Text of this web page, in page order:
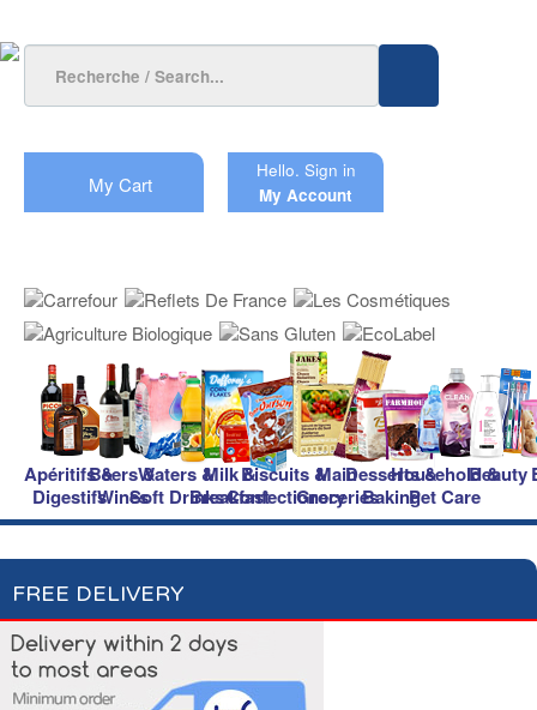
My Cart
Hello. Sign in
My Account
Apéritifs &
Digestifs
Beers &
Wines
Waters &
Soft Drinks
Milk &
Breakfast
Biscuits &
Confectionery
Main
Groceries
Desserts &
Baking
Household &
Pet Care
Beauty
FREE DELIVERY